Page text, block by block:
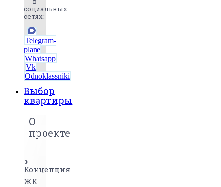
социальных
сетях:
Telegram-
plane
Whatsapp
Vk
Odnoklassniki
Выбор
квартиры
О
проекте
Концепция
ЖК